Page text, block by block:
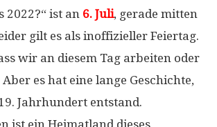
2022?“ ist an 6. Juli, gerade mitten
gilt es als inoffizieller Feiertag.
wir an diesem Tag arbeiten oder
es hat eine lange Geschichte,
Jahrhundert entstand.